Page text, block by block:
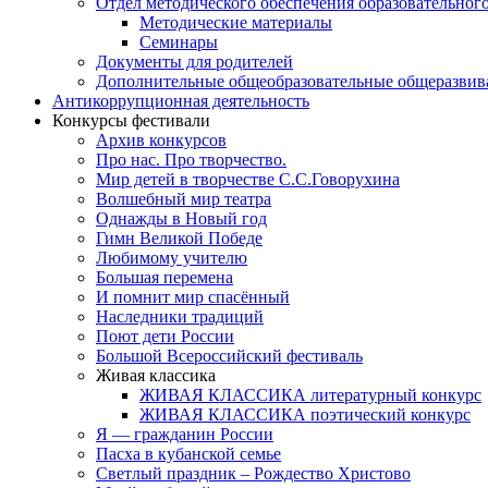
Методические материалы
Семинары
Документы для родителей
Дополнительные общеобразовательные
Антикоррупционная деятельность
Конкурсы фестивали
Архив конкурсов
Про нас. Про творчество.
Мир детей в творчестве С.С.Говорухина
Волшебный мир театра
Однажды в Новый год
Гимн Великой Победе
Любимому учителю
Большая перемена
И помнит мир спасённый
Наследники традиций
Поют дети России
Большой Всероссийский фестиваль
Живая классика
ЖИВАЯ КЛАССИКА литературный конкурс
ЖИВАЯ КЛАССИКА поэтический конкурс
Я — гражданин России
Пасха в кубанской семье
Светлый праздник – Рождество Христово